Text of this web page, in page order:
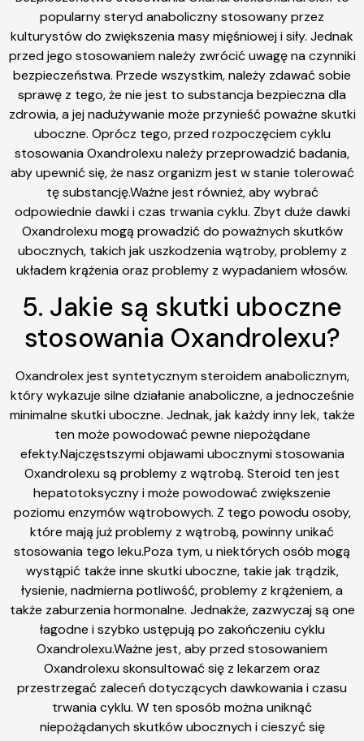
popularny steryd anaboliczny stosowany przez
kulturystów do zwiększenia masy mięśniowej i siły. Jednak
przed jego stosowaniem należy zwrócić uwagę na czynniki
bezpieczeństwa. Przede wszystkim, należy zdawać sobie
sprawę z tego, że nie jest to substancja bezpieczna dla
zdrowia, a jej nadużywanie może przynieść poważne skutki
uboczne. Oprócz tego, przed rozpoczęciem cyklu
stosowania Oxandrolexu należy przeprowadzić badania,
aby upewnić się, że nasz organizm jest w stanie tolerować
tę substancję.Ważne jest również, aby wybrać
odpowiednie dawki i czas trwania cyklu. Zbyt duże dawki
Oxandrolexu mogą prowadzić do poważnych skutków
ubocznych, takich jak uszkodzenia wątroby, problemy z
układem krążenia oraz problemy z wypadaniem włosów.
5. Jakie są skutki uboczne
stosowania Oxandrolexu?
Oxandrolex jest syntetycznym steroidem anabolicznym,
który wykazuje silne działanie anaboliczne, a jednocześnie
minimalne skutki uboczne. Jednak, jak każdy inny lek, także
ten może powodować pewne niepożądane
efekty.Najczęstszymi objawami ubocznymi stosowania
Oxandrolexu są problemy z wątrobą. Steroid ten jest
hepatotoksyczny i może powodować zwiększenie
poziomu enzymów wątrobowych. Z tego powodu osoby,
które mają już problemy z wątrobą, powinny unikać
stosowania tego leku.Poza tym, u niektórych osób mogą
wystąpić także inne skutki uboczne, takie jak trądzik,
łysienie, nadmierna potliwość, problemy z krążeniem, a
także zaburzenia hormonalne. Jednakże, zazwyczaj są one
łagodne i szybko ustępują po zakończeniu cyklu
Oxandrolexu.Ważne jest, aby przed stosowaniem
Oxandrolexu skonsultować się z lekarzem oraz
przestrzegać zaleceń dotyczących dawkowania i czasu
trwania cyklu. W ten sposób można uniknąć
niepożądanych skutków ubocznych i cieszyć się